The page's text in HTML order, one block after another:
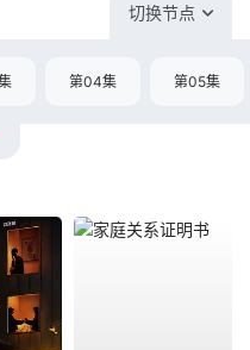
切换节点
第04集 第05集